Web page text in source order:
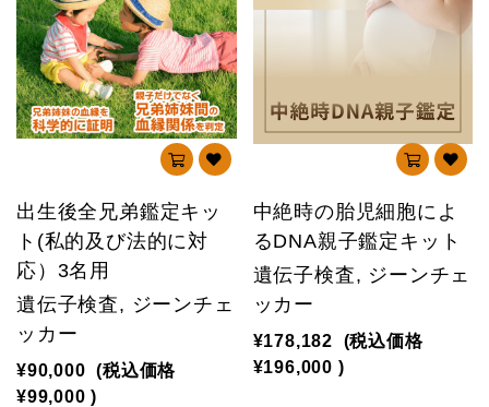
出生後全兄弟鑑定キッ
ト(私的及び法的に対
応）3名用
遺伝子検査, ジーンチェ
ッカー
¥90,000 (税込価格
¥99,000 )
中絶時の胎児細胞によ
るDNA親子鑑定キット
遺伝子検査, ジーンチェ
ッカー
¥178,182
(税込価格
¥196,000 )